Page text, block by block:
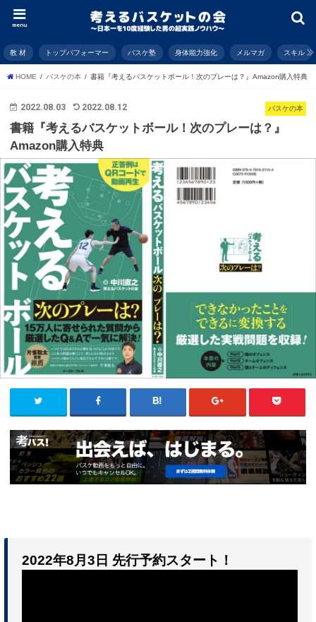
menu
教 材 トップパフォーマー バスケ塾 身体能力強化 メルマガ スキル
HOME バスケの本 書籍『考えるバスケットボール！次のプレーは？』Amazon購入特典
バスケの本
2022.08.03 2022.08.12
書籍『考えるバスケットボール！次のプレーは？』
Amazon購入特典
2022年8月3日 先行予約スタート！